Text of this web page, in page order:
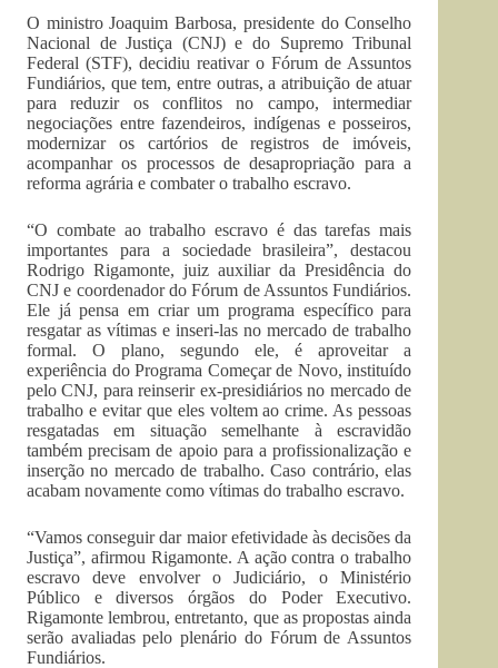
O ministro Joaquim Barbosa, presidente do Conselho
Nacional de Justiça (CNJ) e do Supremo Tribunal
Federal (STF), decidiu reativar o Fórum de Assuntos
Fundiários, que tem, entre outras, a atribuição de atuar
para reduzir os conflitos no campo, intermediar
negociações entre fazendeiros, indígenas e posseiros,
modernizar os cartórios de registros de imóveis,
acompanhar os processos de desapropriação para a
reforma agrária e combater o trabalho escravo.
“O combate ao trabalho escravo é das tarefas mais
importantes para a sociedade brasileira”, destacou
Rodrigo Rigamonte, juiz auxiliar da Presidência do
CNJ e coordenador do Fórum de Assuntos Fundiários.
Ele já pensa em criar um programa específico para
resgatar as vítimas e inseri-las no mercado de trabalho
formal. O plano, segundo ele, é aproveitar a
experiência do Programa Começar de Novo, instituído
pelo CNJ, para reinserir ex-presidiários no mercado de
trabalho e evitar que eles voltem ao crime. As pessoas
resgatadas em situação semelhante à escravidão
também precisam de apoio para a profissionalização e
inserção no mercado de trabalho. Caso contrário, elas
acabam novamente como vítimas do trabalho escravo.
“Vamos conseguir dar maior efetividade às decisões da
Justiça”, afirmou Rigamonte. A ação contra o trabalho
escravo deve envolver o Judiciário, o Ministério
Público e diversos órgãos do Poder Executivo.
Rigamonte lembrou, entretanto, que as propostas ainda
serão avaliadas pelo plenário do Fórum de Assuntos
Fundiários.